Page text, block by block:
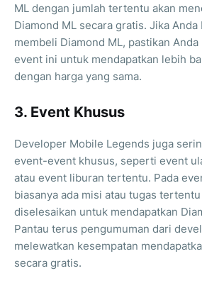
ML dengan jumlah tertentu akan
Diamond ML secara gratis. Jika
membeli Diamond ML, pastikan Anda
event ini untuk mendapatkan lebih
dengan harga yang sama.
3. Event Khusus
Developer Mobile Legends juga
event-event khusus, seperti event
atau event liburan tertentu. Pada
biasanya ada misi atau tugas
diselesaikan untuk mendapatkan
Pantau terus pengumuman dari
melewatkan kesempatan
secara gratis.